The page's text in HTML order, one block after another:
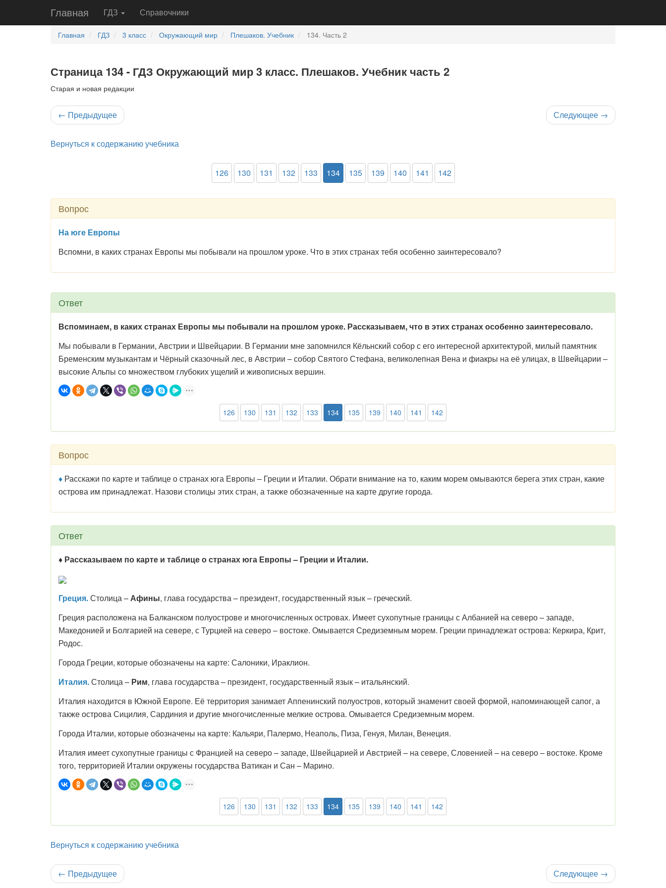
Главная ГДЗ Справочники
Главная ГДЗ 3 класс Окружающий мир Плешаков. Учебник 134. Часть 2
Страница 134 - ГДЗ Окружающий мир 3 класс. Плешаков. Учебник часть 2
Старая и новая редакции
← Предыдущее Следующее →
Вернуться к содержанию учебника
126 130 131 132 133 134 135 139 140 141 142
Вопрос
На юге Европы
Вспомни, в каких странах Европы мы побывали на прошлом уроке. Что в этих странах тебя особенно заинтересовало?
Ответ
Вспоминаем, в каких странах Европы мы побывали на прошлом уроке. Рассказываем, что в этих странах особенно заинтересовало.
Мы побывали в Германии, Австрии и Швейцарии. В Германии мне запомнился Кёльнский собор с его интересной архитектурой, милый памятник
Бременским музыкантам и Чёрный сказочный лес, в Австрии – собор Святого Стефана, великолепная Вена и фиакры на её улицах, в Швейцарии –
высокие Альпы со множеством глубоких ущелий и живописных вершин.
126 130 131 132 133 134 135 139 140 141 142
Вопрос
♦ Расскажи по карте и таблице о странах юга Европы – Греции и Италии. Обрати внимание на то, каким морем омываются берега этих стран, какие
острова им принадлежат. Назови столицы этих стран, а также обозначенные на карте другие города.
Ответ
♦ Рассказываем по карте и таблице о странах юга Европы – Греции и Италии.
Греция.Столица –Афины, глава государства – президент, государственный язык – греческий.
Греция расположена на Балканском полуострове и многочисленных островах. Имеет сухопутные границы с Албанией на северо – западе,
Македонией и Болгарией на севере, с Турцией на северо – востоке. Омывается Средиземным морем. Греции принадлежат острова: Керкира, Крит,
Родос.
Города Греции, которые обозначены на карте: Салоники, Ираклион.
Италия.Столица – Рим, глава государства – президент, государственный язык – итальянский.
Италия находится в Южной Европе. Её территория занимает Аппенинский полуостров, который знаменит своей формой, напоминающей сапог, а
также острова Сицилия, Сардиния и другие многочисленные мелкие острова. Омывается Средиземным морем.
Города Италии, которые обозначены на карте: Кальяри, Палермо, Неаполь, Пиза, Генуя, Милан, Венеция.
Италия имеет сухопутные границы с Францией на северо – западе, Швейцарией и Австрией – на севере, Словенией – на северо – востоке. Кроме
того, территорией Италии окружены государства Ватикан и Сан – Марино.
126 130 131 132 133 134 135 139 140 141 142
Вернуться к содержанию учебника
← Предыдущее Следующее →